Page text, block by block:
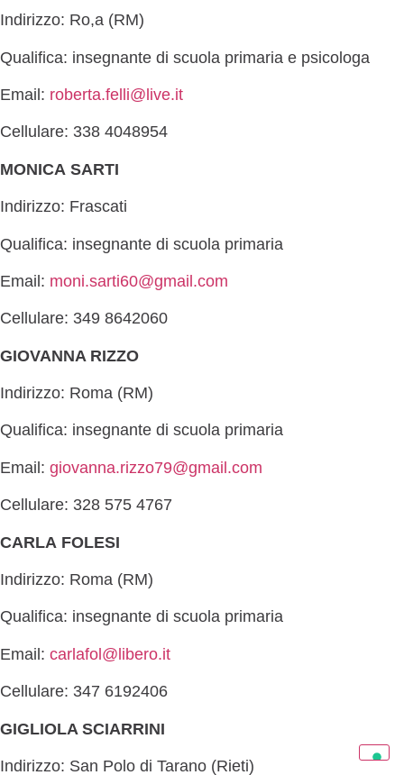
Indirizzo: Ro,a (RM)
Qualifica: insegnante di scuola primaria e psicologa
Email: roberta.felli@live.it
Cellulare: 338 4048954
MONICA SARTI
Indirizzo: Frascati
Qualifica: insegnante di scuola primaria
Email: moni.sarti60@gmail.com
Cellulare: 349 8642060
GIOVANNA RIZZO
Indirizzo: Roma (RM)
Qualifica: insegnante di scuola primaria
Email: giovanna.rizzo79@gmail.com
Cellulare: 328 575 4767
CARLA FOLESI
Indirizzo: Roma (RM)
Qualifica: insegnante di scuola primaria
Email: carlafol@libero.it
Cellulare: 347 6192406
GIGLIOLA SCIARRINI
Indirizzo: San Polo di Tarano (Rieti)